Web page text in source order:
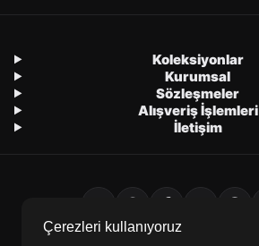
Koleksiyonlar
Kurumsal
Sözleşmeler
Alışveriş İşlemleri
İletişim
Çerezleri kullanıyoruz